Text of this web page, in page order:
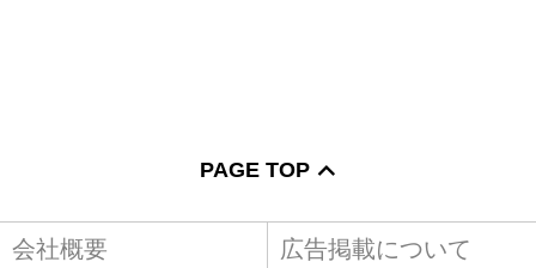
PAGE TOP
会社概要 広告掲載について